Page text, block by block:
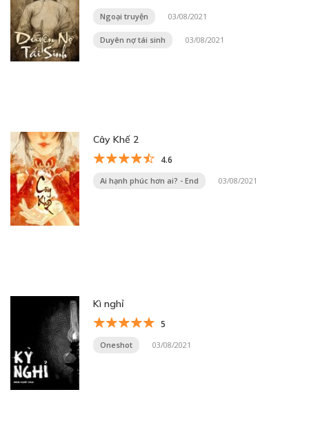
Ngoại truyện 03/08/2021
Duyên nợ tái sinh 03/08/2021
Cây Khế 2
4.6
Ai hạnh phúc hơn ai? - End 03/08/2021
Kì nghỉ
5
Oneshot 03/08/2021